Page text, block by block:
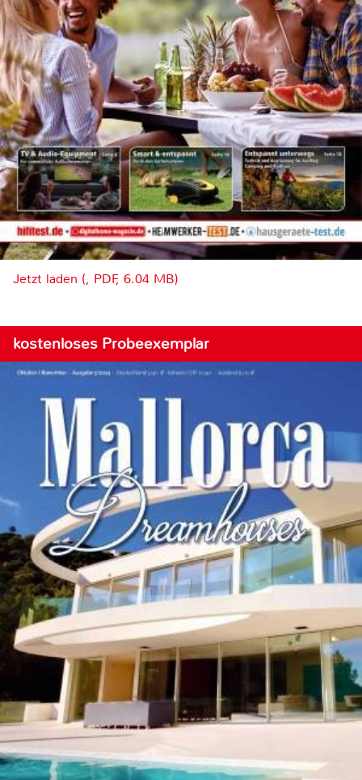
Jetzt laden (, PDF, 6.04 MB)
kostenloses Probeexemplar